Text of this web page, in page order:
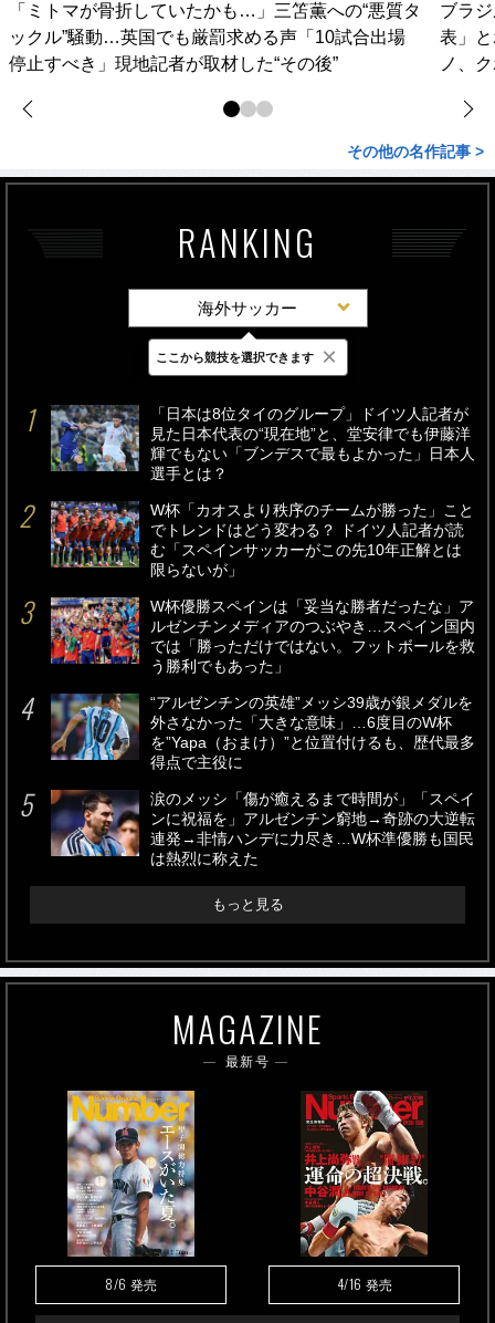
「ミトマが骨折していたかも…」三笘薫への“悪質タ
ックル”騒動…英国でも厳罰求める声「10試合出場
停止すべき」現地記者が取材した“その後”
ブラ
表」
ノ、
その他の名作記事 >
RANKING
海外サッカー
最新 24時間 週間
「日本は8位タイのグループ」ドイツ人記者が
見た日本代表の“現在地”と、堂安律でも伊藤洋
輝でもない「ブンデスで最もよかった」日本人
選手とは？
W杯「カオスより秩序のチームが勝った」こと
でトレンドはどう変わる？ ドイツ人記者が読
む「スペインサッカーがこの先10年正解とは
限らないが」
W杯優勝スペインは「妥当な勝者だったな」ア
ルゼンチンメディアのつぶやき…スペイン国内
では「勝っただけではない。フットボールを救
う勝利でもあった」
“アルゼンチンの英雄”メッシ39歳が銀メダルを
外さなかった「大きな意味」…6度目のW杯
を”Yapa（おまけ）”と位置付けるも、歴代最多
得点で主役に
涙のメッシ「傷が癒えるまで時間が」「スペイ
ンに祝福を」アルゼンチン窮地→奇跡の大逆転
連発→非情ハンデに力尽き…W杯準優勝も国民
は熱烈に称えた
もっと見る
MAGAZINE
最新号
8/6 発売 4/16 発売
ここから競技を選択できます ×